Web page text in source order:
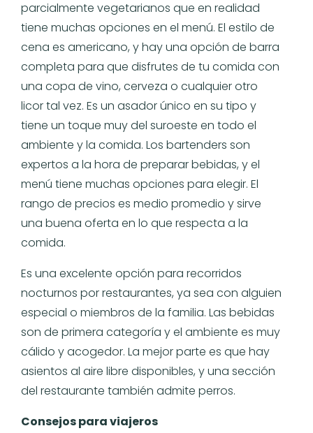
parcialmente vegetarianos que en realidad
tiene muchas opciones en el menú. El estilo de
cena es americano, y hay una opción de barra
completa para que disfrutes de tu comida con
una copa de vino, cerveza o cualquier otro
licor tal vez. Es un asador único en su tipo y
tiene un toque muy del suroeste en todo el
ambiente y la comida. Los bartenders son
expertos a la hora de preparar bebidas, y el
menú tiene muchas opciones para elegir. El
rango de precios es medio promedio y sirve
una buena oferta en lo que respecta a la
comida.
Es una excelente opción para recorridos
nocturnos por restaurantes, ya sea con alguien
especial o miembros de la familia. Las bebidas
son de primera categoría y el ambiente es muy
cálido y acogedor. La mejor parte es que hay
asientos al aire libre disponibles, y una sección
del restaurante también admite perros.
Consejos para viajeros